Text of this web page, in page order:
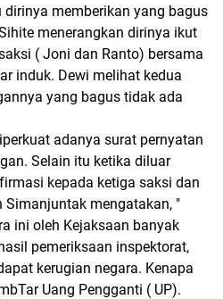
memberikan yang bagus
menerangkan dirinya ikut
( Joni dan Ranto) bersama
induk. Dewi melihat kedua
yang bagus tidak ada
adanya surat pernyatan
Selain itu ketika diluar
kepada ketiga saksi dan
Simanjuntak mengatakan, "
ini oleh Kejaksaan banyak
pemeriksaan inspektorat,
kerugian negara. Kenapa
Uang Pengganti ( UP).